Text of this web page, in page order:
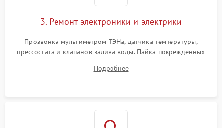
3. Ремонт электроники и электрики
Прозвонка мультиметром ТЭНа, датчика температуры,
прессостата и клапанов залива воды. Пайка поврежденных
Восстановление целостности проводки и контактов.
Подробнее